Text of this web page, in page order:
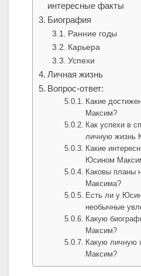
интересные факты
Биография
Ранние годы
Карьера
Успехи
Личная жизнь
Вопрос-ответ:
Какие
Максим?
Как успехи в
личную жизнь
Какие
Юсином
Каковы планы
Максима?
Есть ли у
необычные
Какую
Максим?
Какую личную
Максим?